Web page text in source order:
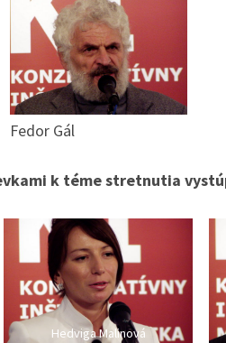
Fedor Gál
k téme stretnutia
Hedviga Malinová